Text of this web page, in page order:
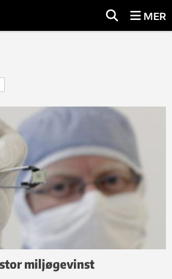
MER
miljøgevinst